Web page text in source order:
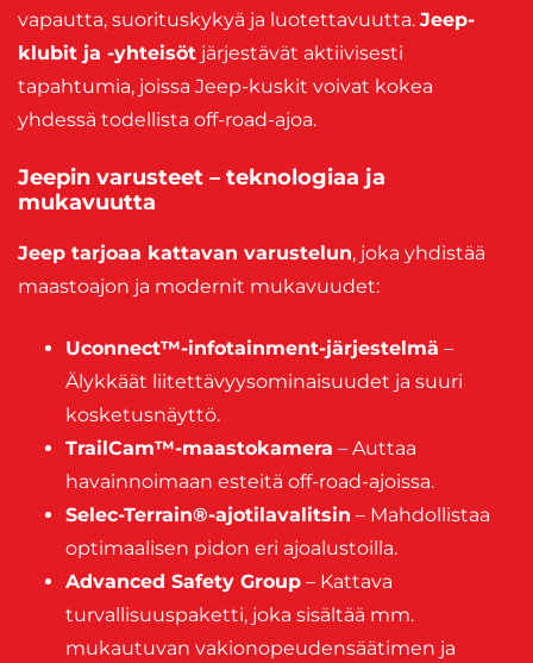
vapautta, suorituskykyä ja luotettavuutta. Jeep-
klubit ja -yhteisöt järjestävät aktiivisesti
tapahtumia, joissa Jeep-kuskit voivat kokea
yhdessä todellista off-road-ajoa.
Jeepin varusteet – teknologiaa ja
mukavuutta
Jeep tarjoaa kattavan varustelun, joka yhdistää
maastoajon ja modernit mukavuudet:
Uconnect™-infotainment-järjestelmä –
Älykkäät liitettävyysominaisuudet ja suuri
kosketusnäyttö.
TrailCam™-maastokamera – Auttaa
havainnoimaan esteitä off-road-ajoissa.
Selec-Terrain®-ajotilavalitsin – Mahdollistaa
optimaalisen pidon eri ajoalustoilla.
Advanced Safety Group – Kattava
turvallisuuspaketti, joka sisältää mm.
mukautuvan vakionopeudensäätimen ja